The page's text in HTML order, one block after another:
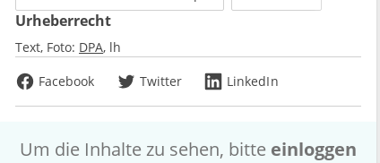
Urheberrecht
Text, Foto: DPA lh
Facebook
Twitter LinkedIn
Um die Inhalte zu sehen, bitte einloggen